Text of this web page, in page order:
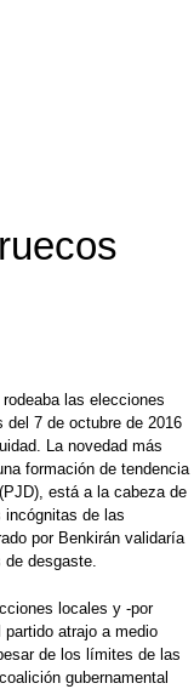
las elecciones
del 7 de octubre de 2016
La novedad más
formación de tendencia
está a la cabeza de
incógnitas de las
por Benkirán validaría
desgaste.
locales y -por
atrajo a medio
de los límites de las
gubernamental